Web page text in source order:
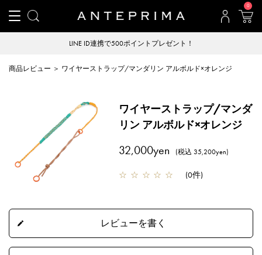
0
LINE ID連携で500ポイントプレゼント！
商品レビュー ＞ ワイヤーストラップ/マンダリン アルボルド×オレンジ
ワイヤーストラップ/マンダ
リン アルボルド×オレンジ
32,000yen (税込 35,200yen)
☆ ☆ ☆ ☆ ☆ (0件)